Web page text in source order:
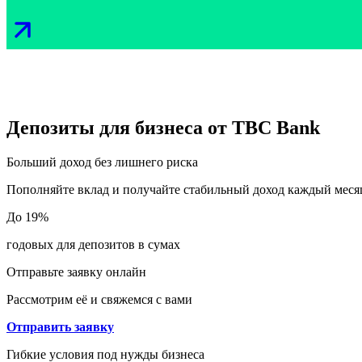
Депозиты для бизнеса от TBC Bank
Больший доход без лишнего риска
Пополняйте вклад и получайте стабильный доход каждый
До 19%
годовых для депозитов в сумах
Отправьте заявку онлайн
Рассмотрим её и свяжемся с вами
Отправить заявку
Гибкие условия под нужды бизнеса